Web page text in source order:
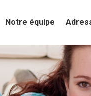
Notre équipe
Notre équipe